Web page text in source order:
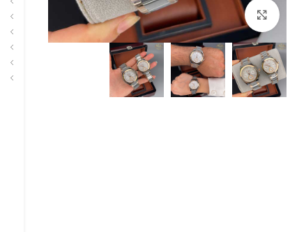
برای بزرگنمایی کلیک کنید